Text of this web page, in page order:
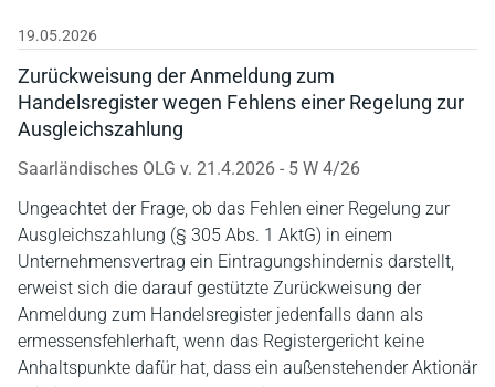
19.05.2026
Zurückweisung der Anmeldung zum
Handelsregister wegen Fehlens einer Regelung zur
Ausgleichszahlung
Saarländisches OLG v. 21.4.2026 - 5 W 4/26
Ungeachtet der Frage, ob das Fehlen einer Regelung zur
Ausgleichszahlung (§ 305 Abs. 1 AktG) in einem
Unternehmensvertrag ein Eintragungshindernis darstellt,
erweist sich die darauf gestützte Zurückweisung der
Anmeldung zum Handelsregister jedenfalls dann als
ermessensfehlerhaft, wenn das Registergericht keine
Anhaltspunkte dafür hat, dass ein außenstehender Aktionär